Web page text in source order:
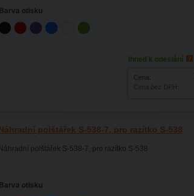
Barva otisku
Ihned k odeslání
Cena:
polštářek S-538-7, pro razítko S-538
Náhradní polštářek S-538-7, pro razítko S-538
Barva otisku